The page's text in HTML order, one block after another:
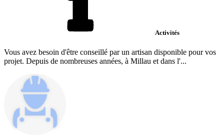
Activités
Vous avez besoin d'être conseillé par un artisan disponible pour vos
projet. Depuis de nombreuses années, à Millau et dans l'...